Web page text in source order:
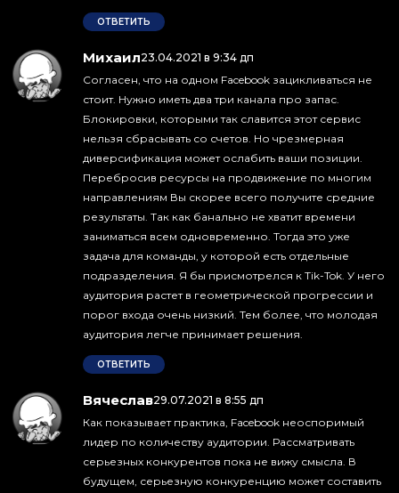
ОТВЕТИТЬ
Михаил:23.04.2021 в 9:34 дп
Согласен, что на одном Facebook зацикливаться не
стоит. Нужно иметь два три канала про запас.
Блокировки, которыми так славится этот сервис
нельзя сбрасывать со счетов. Но чрезмерная
диверсификация может ослабить ваши позиции.
Перебросив ресурсы на продвижение по многим
направлениям Вы скорее всего получите средние
результаты. Так как банально не хватит времени
заниматься всем одновременно. Тогда это уже
задача для команды, у которой есть отдельные
подразделения. Я бы присмотрелся к Tik-Tok. У него
аудитория растет в геометрической прогрессии и
порог входа очень низкий. Тем более, что молодая
аудитория легче принимает решения.
ОТВЕТИТЬ
Вячеслав:29.07.2021 в 8:55 дп
Как показывает практика, Facebook неоспоримый
лидер по количеству аудитории. Рассматривать
серьезных конкурентов пока не вижу смысла. В
будущем, серьезную конкуренцию может составить